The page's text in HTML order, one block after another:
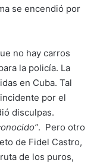
se encendió por
no hay carros
la policía. La
en Cuba. Tal
por el
disculpas.
. Pero otro
de Fidel Castro,
de los puros,